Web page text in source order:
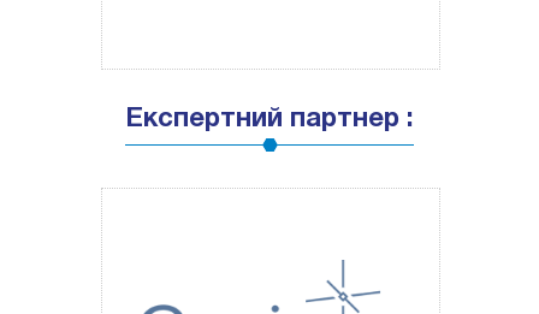
Експертний партнер :